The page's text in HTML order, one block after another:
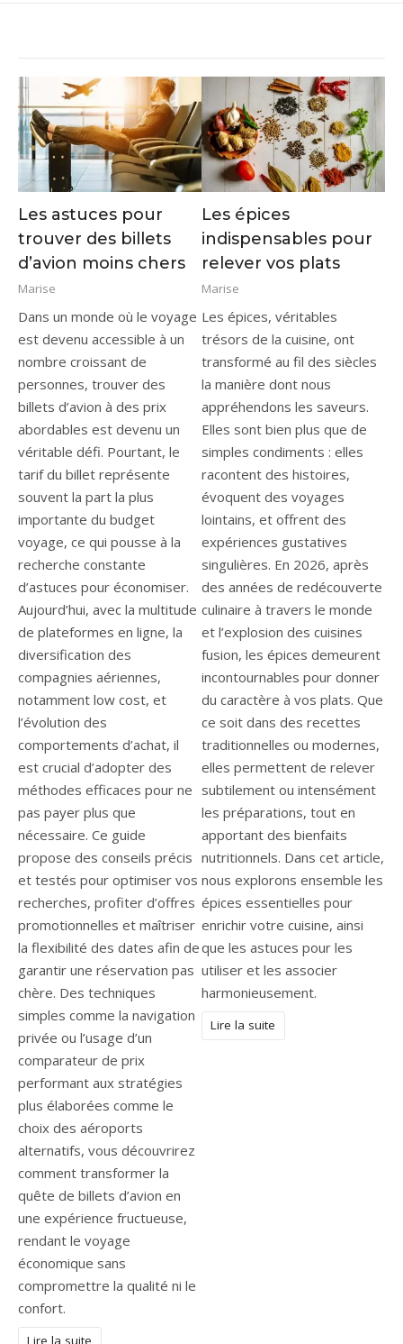
Les astuces pour
trouver des billets
d’avion moins chers
Marise
Dans un monde où le voyage
est devenu accessible à un
nombre croissant de
personnes, trouver des
billets d’avion à des prix
abordables est devenu un
véritable défi. Pourtant, le
tarif du billet représente
souvent la part la plus
importante du budget
voyage, ce qui pousse à la
recherche constante
d’astuces pour économiser.
Aujourd’hui, avec la multitude
de plateformes en ligne, la
diversification des
compagnies aériennes,
notamment low cost, et
l’évolution des
comportements d’achat, il
est crucial d’adopter des
méthodes efficaces pour ne
pas payer plus que
nécessaire. Ce guide
propose des conseils précis
et testés pour optimiser vos
recherches, profiter d’offres
promotionnelles et maîtriser
la flexibilité des dates afin de
garantir une réservation pas
chère. Des techniques
simples comme la navigation
privée ou l’usage d’un
comparateur de prix
performant aux stratégies
plus élaborées comme le
choix des aéroports
alternatifs, vous découvrirez
comment transformer la
quête de billets d’avion en
une expérience fructueuse,
rendant le voyage
économique sans
compromettre la qualité ni le
confort.
Les épices
indispensables pour
relever vos plats
Marise
Les épices, véritables
trésors de la cuisine, ont
transformé au fil des siècles
la manière dont nous
appréhendons les saveurs.
Elles sont bien plus que de
simples condiments : elles
racontent des histoires,
évoquent des voyages
lointains, et offrent des
expériences gustatives
singulières. En 2026, après
des années de redécouverte
culinaire à travers le monde
et l’explosion des cuisines
fusion, les épices demeurent
incontournables pour donner
du caractère à vos plats. Que
ce soit dans des recettes
traditionnelles ou modernes,
elles permettent de relever
subtilement ou intensément
les préparations, tout en
apportant des bienfaits
nutritionnels. Dans cet article,
nous explorons ensemble les
épices essentielles pour
enrichir votre cuisine, ainsi
que les astuces pour les
utiliser et les associer
harmonieusement.
Lire la suite